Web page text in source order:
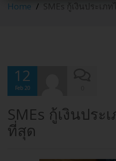
Home SMEs กู้เงินประเภ
12
Feb 20
SMEs กู้เงินประ
ที่สุด